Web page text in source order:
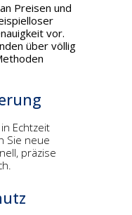
Preisen und
vor.
über völlig
Echtzeit
Sie neue
präzise